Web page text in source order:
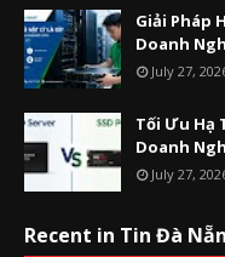
Giải Pháp
Doanh
July 27,
Tối Ưu Hạ
Doanh
July 27,
Recent in Tin Đà